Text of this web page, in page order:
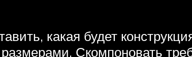
какая будет
Скомпоновать